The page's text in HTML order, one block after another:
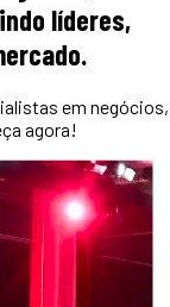
líderes,
em negócios,
agora!